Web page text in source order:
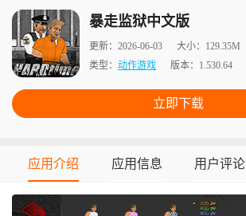
专题 榜单
暴走监狱中文版
更新： 2026-06-03 大小： 129.35M
类型： 动作游戏 版本： 1.530.64
立即下载
应用介绍 应用信息 用户评论